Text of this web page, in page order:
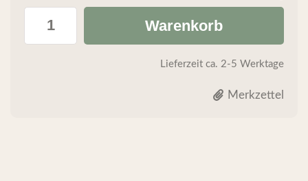
Warenkorb
Lieferzeit ca. 2-5 Werktage
Merkzettel